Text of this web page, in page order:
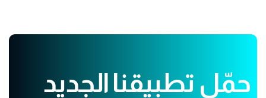
حمّل تطبيقنا الجديد